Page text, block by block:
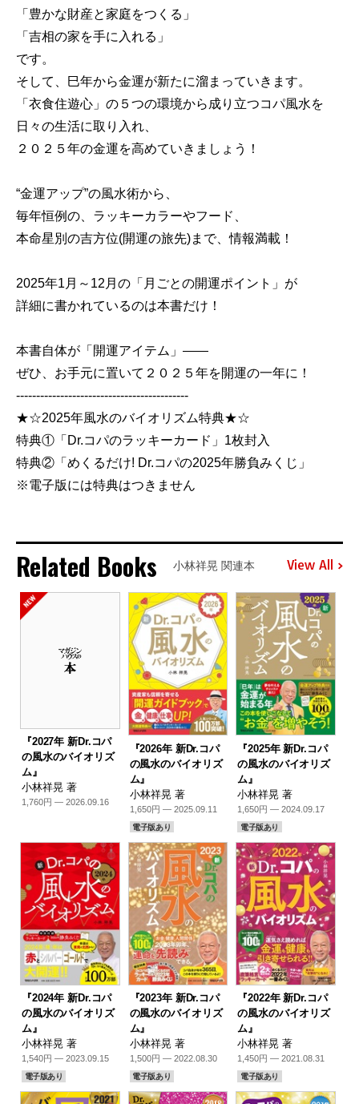
「豊かな財産と家庭をつくる」
「吉相の家を手に入れる」
です。
そして、巳年から金運が新たに溜まっていきます。
「衣食住遊心」の５つの環境から成り立つコパ風水を
日々の生活に取り入れ、
２０２５年の金運を高めていきましょう！
“金運アップ”の風水術から、
毎年恒例の、ラッキーカラーやフード、
本命星別の吉方位(開運の旅先)まで、情報満載！
2025年1月～12月の「月ごとの開運ポイント」が
詳細に書かれているのは本書だけ！
本書自体が「開運アイテム」――
ぜひ、お手元に置いて２０２５年を開運の一年に！
-------------------------------------------
★☆2025年風水のバイオリズム特典★☆
特典①「Dr.コパのラッキーカード」1枚封入
特典②「めくるだけ! Dr.コパの2025年勝負みくじ」
※電子版には特典はつきません
Related Books 小林祥晃 関連本 View All
『2027年 新Dr.コパ
の風水のバイオリズ
ム』
小林祥晃 著
1,760円 — 2026.09.16
『2026年 新Dr.コパ
の風水のバイオリズ
ム』
小林祥晃 著
1,650円 — 2025.09.11
電子版あり
『2025年 新Dr.コパ
の風水のバイオリズ
ム』
小林祥晃 著
1,650円 — 2024.09.17
電子版あり
『2024年 新Dr.コパ
の風水のバイオリズ
ム』
小林祥晃 著
1,540円 — 2023.09.15
電子版あり
『2023年 新Dr.コパ
の風水のバイオリズ
ム』
小林祥晃 著
1,500円 — 2022.08.30
電子版あり
『2022年 新Dr.コパ
の風水のバイオリズ
ム』
小林祥晃 著
1,450円 — 2021.08.31
電子版あり